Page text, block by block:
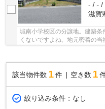
- / - /
滋賀
城南小学校区の分譲地。建築
くないですよね。地元密着の当
該当物件数 1件 空き数 1
絞り込み条件： なし